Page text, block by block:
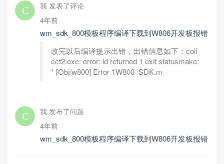
我 发表了评论
4年前
wm_sdk_800模板程序编译下载到W806开发板报错
改完以后编译提示出错，出错信息如下：coll
ect2.exe: error: ld returned 1 exit statusmake:
* [Obj/w800] Error 1W800_SDK.m
我 发布了问题
4年前
wm_sdk_800模板程序编译下载到W806开发板报错